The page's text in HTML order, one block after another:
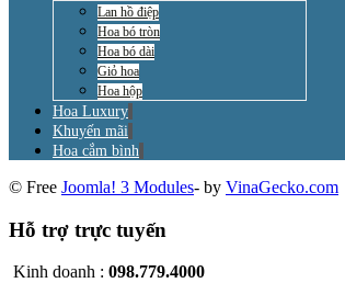
Lan hồ điệp
Hoa bó tròn
Hoa bó dài
Giỏ hoa
Hoa hộp
Hoa Luxury
Khuyến mãi
Hoa cắm bình
© Free Joomla! 3 Modules- by VinaGecko.com
Hỗ trợ trực tuyến
Kinh doanh : 098.779.4000